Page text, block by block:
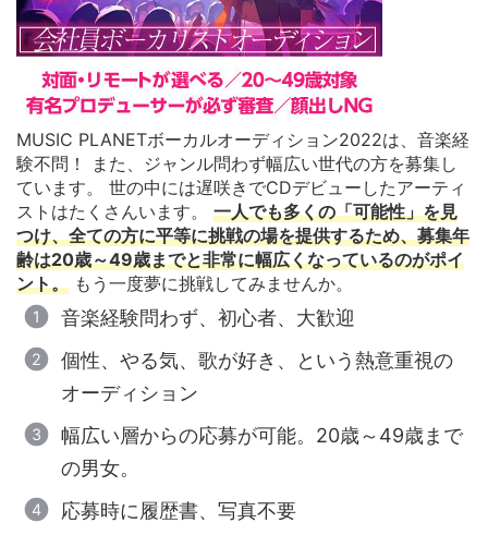
MUSIC PLANETボーカルオーディション2022は、音楽経
験不問！ また、ジャンル問わず幅広い世代の方を募集し
ています。 世の中には遅咲きでCDデビューしたアーティ
ストはたくさんいます。 一人でも多くの「可能性」を見
つけ、全ての方に平等に挑戦の場を提供するため、募集年
齢は20歳～49歳までと非常に幅広くなっているのがポイ
ント。 もう一度夢に挑戦してみませんか。
音楽経験問わず、初心者、大歓迎
個性、やる気、歌が好き、という熱意重視の
オーディション
幅広い層からの応募が可能。20歳～49歳まで
の男女。
応募時に履歴書、写真不要